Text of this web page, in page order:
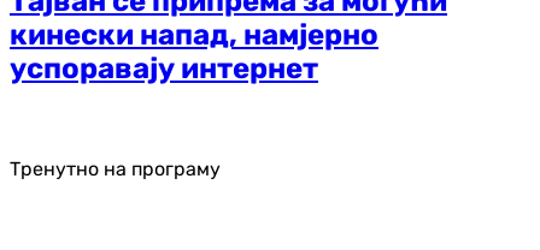
кинески напад, намјерно
успоравају интернет
Тренутно на програму